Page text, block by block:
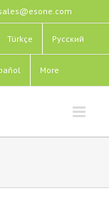
Türkçe Pусский
More